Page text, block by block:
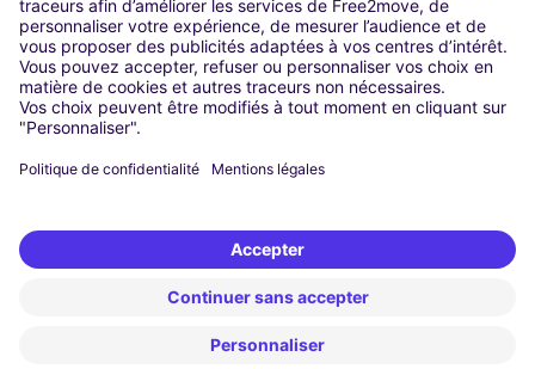
Washington DC
Milan
Rome
Turin
Vienne
Berlin
Düsseldorf